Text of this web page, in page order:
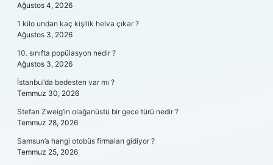
Ağustos 4, 2026
1 kilo undan kaç kişilik helva çıkar ?
Ağustos 3, 2026
10. sınıfta popülasyon nedir ?
Ağustos 3, 2026
İstanbul’da bedesten var mı ?
Temmuz 30, 2026
Stefan Zweig’in olağanüstü bir gece türü nedir ?
Temmuz 28, 2026
Samsun’a hangi otobüs firmaları gidiyor ?
Temmuz 25, 2026